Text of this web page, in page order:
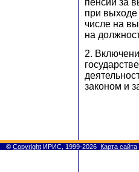
при
числе на
на
2.
законом и
© Copyright ИРИС, 1999-2026 Карта сайта